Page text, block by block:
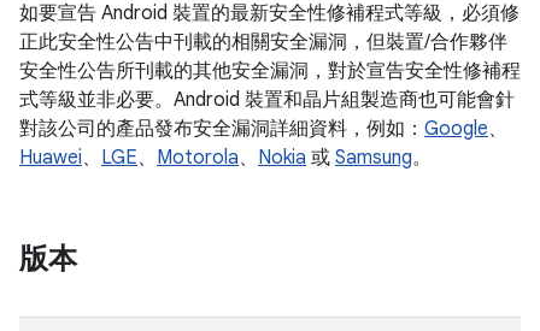
如要宣告 Android 裝置的最新安全性修補程式等級，必須修
正此安全性公告中刊載的相關安全漏洞，但裝置/合作夥伴
安全性公告所刊載的其他安全漏洞，對於宣告安全性修補程
式等級並非必要。Android 裝置和晶片組製造商也可能會針
對該公司的產品發布安全漏洞詳細資料，例如： Google、
Huawei、 LGE、 Motorola、 Nokia 或 Samsung。
版本